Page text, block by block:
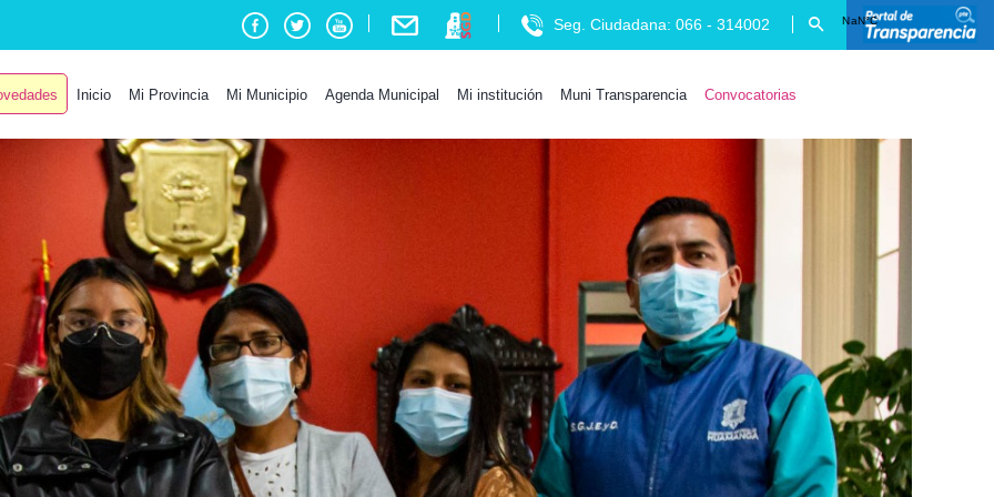
Seg. Ciudadana: 066 - 314002
Inicio Mi Provincia Mi Municipio Agenda Municipal Mi institución Muni Transparencia Convocatorias